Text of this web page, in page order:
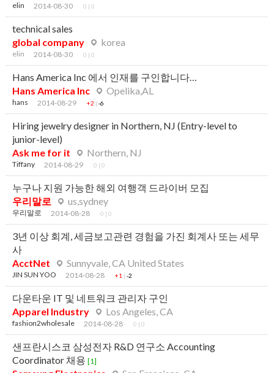
elin 2014-08-30 0 | 0
technical sales
global company
korea
elin 2014-08-30 0 | 0
Hans America Inc 에서 인재를 구인합니다…
Hans America Inc
Opelika,AL
hans 2014-08-29 +2 | -6
Hiring jewelry designer in Northern, NJ (Entry-level to
junior-level)
Ask me for it
Northern, NJ
Tiffany 2014-08-29 0 | 0
누구나 지원 가능한 해외 여행객 드라이버 모집
우리말로
us,sydney
우리말로 2014-08-28 0 | 0
3년 이상 회계, 세금보고관련 경험을 가진 회계사 또는 세무
사
AcctNet
Sunnyvale, CA United States
JIN SUN YOO 2014-08-28 +1 | -2
다운타운 IT 및 네트워크 관리자 구인
Apparel Industry
Los Angeles, CA
fashion2wholesale 2014-08-28 0 | 0
샌프란시스코 삼성전자 R&D 연구소 Accounting
Coordinator 채용 [1]